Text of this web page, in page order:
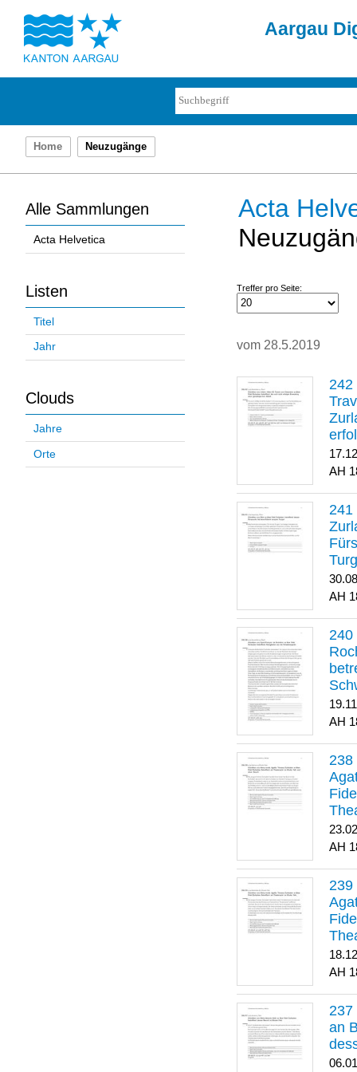
Aargau
Home Neuzugänge
Alle Sammlungen
Acta Helvetica
Listen
Titel
Jahr
Clouds
Jahre
Orte
Acta
Treffer pro Seite:
vom 28.5.2019
an